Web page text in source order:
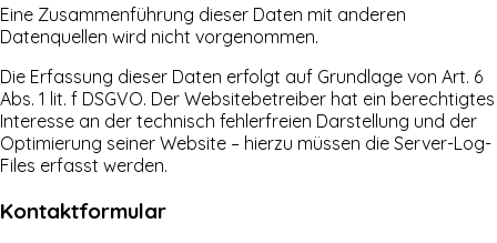
Eine Zusammenführung dieser Daten mit anderen
Datenquellen wird nicht vorgenommen.
Die Erfassung dieser Daten erfolgt auf Grundlage von Art. 6
Abs. 1 lit. f DSGVO. Der Websitebetreiber hat ein berechtigtes
Interesse an der technisch fehlerfreien Darstellung und der
Optimierung seiner Website – hierzu müssen die Server-Log-
Files erfasst werden.
Kontaktformular